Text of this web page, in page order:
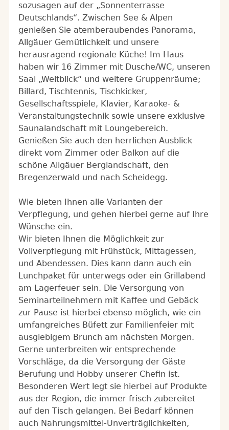
sozusagen auf der „Sonnenterrasse
Deutschlands“. Zwischen See & Alpen
genießen Sie atemberaubendes Panorama,
Allgäuer Gemütlichkeit und unsere
herausragend regionale Küche! Im Haus
haben wir 16 Zimmer mit Dusche/WC, unseren
Saal „Weitblick“ und weitere Gruppenräume;
Billard, Tischtennis, Tischkicker,
Gesellschaftsspiele, Klavier, Karaoke- &
Veranstaltungstechnik sowie unsere exklusive
Saunalandschaft mit Loungebereich.
Genießen Sie auch den herrlichen Ausblick
direkt vom Zimmer oder Balkon auf die
schöne Allgäuer Berglandschaft, den
Bregenzerwald und nach Scheidegg.
Wie bieten Ihnen alle Varianten der
Verpflegung, und gehen hierbei gerne auf Ihre
Wünsche ein.
Wir bieten Ihnen die Möglichkeit zur
Vollverpflegung mit Frühstück, Mittagessen,
und Abendessen. Dies kann dann auch ein
Lunchpaket für unterwegs oder ein Grillabend
am Lagerfeuer sein. Die Versorgung von
Seminarteilnehmern mit Kaffee und Gebäck
zur Pause ist hierbei ebenso möglich, wie ein
umfangreiches Büfett zur Familienfeier mit
ausgiebigem Brunch am nächsten Morgen.
Gerne unterbreiten wir entsprechende
Vorschläge, da die Versorgung der Gäste
Berufung und Hobby unserer Chefin ist.
Besonderen Wert legt sie hierbei auf Produkte
aus der Region, die immer frisch zubereitet
auf den Tisch gelangen. Bei Bedarf können
auch Nahrungsmittel-Unverträglichkeiten,